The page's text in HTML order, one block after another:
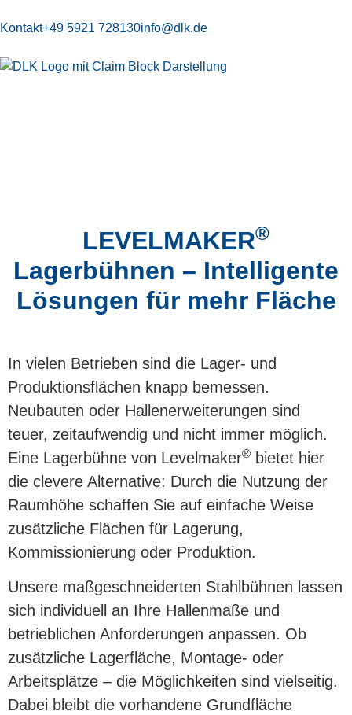
Kontakt+49 5921 728130info@dlk.de
LEVELMAKER®
Lagerbühnen – Intelligente
Lösungen für mehr Fläche
In vielen Betrieben sind die Lager- und
Produktionsflächen knapp bemessen.
Neubauten oder Hallenerweiterungen sind
teuer, zeitaufwendig und nicht immer möglich.
Eine Lagerbühne von Levelmaker® bietet hier
die clevere Alternative: Durch die Nutzung der
Raumhöhe schaffen Sie auf einfache Weise
zusätzliche Flächen für Lagerung,
Kommissionierung oder Produktion.
Unsere maßgeschneiderten Stahlbühnen lassen
sich individuell an Ihre Hallenmaße und
betrieblichen Anforderungen anpassen. Ob
zusätzliche Lagerfläche, Montage- oder
Arbeitsplätze – die Möglichkeiten sind vielseitig.
Dabei bleibt die vorhandene Grundfläche